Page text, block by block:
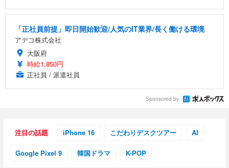
「正社員前提」即日開始歓迎/人気のIT業界/長く働ける環境
アデコ株式会社
大阪府
時給1,850円
正社員 / 派遣社員
Sponsored by
注目の話題 iPhone 16 こだわりデスクツアー AI
Google Pixel 9 韓国ドラマ K-POP